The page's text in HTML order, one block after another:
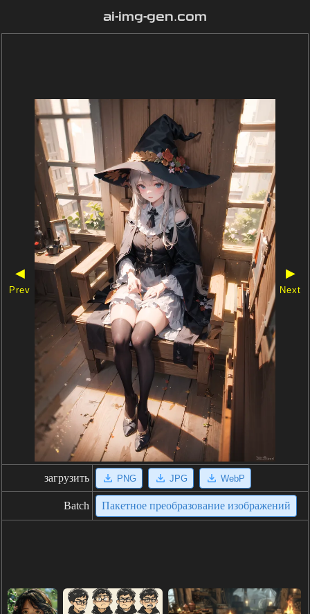
ai-img-gen.com
◀
Prev
▶
Next
загрузить PNG JPG WebP
Batch Пакетное преобразование изображений